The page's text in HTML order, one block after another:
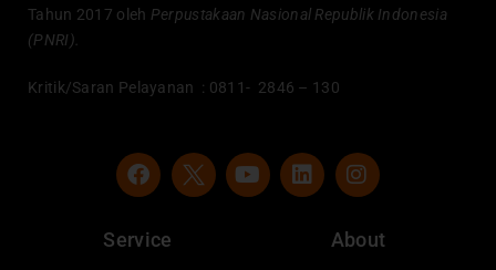
Tahun 2017 oleh Perpustakaan Nasional Republik Indonesia
(PNRI).
Kritik/Saran Pelayanan : 0811- 2846 – 130
F
a
e
b
Y
o
L
i
I
n
t
a
Service About